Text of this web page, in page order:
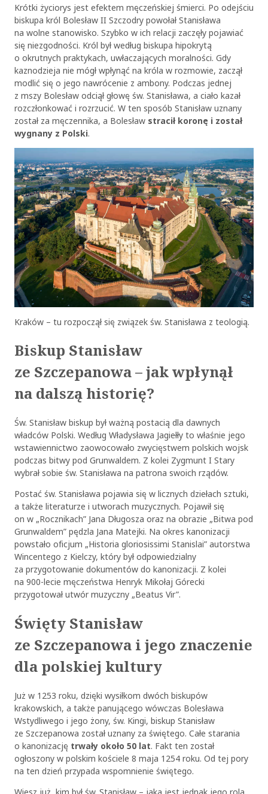
Krótki życiorys jest efektem męczeńskiej śmierci. Po odejściu
biskupa król Bolesław II Szczodry powołał Stanisława
na wolne stanowisko. Szybko w ich relacji zaczęły pojawiać
się niezgodności. Król był według biskupa hipokrytą
o okrutnych praktykach, uwłaczających moralności. Gdy
kaznodzieja nie mógł wpłynąć na króla w rozmowie, zaczął
modlić się o jego nawrócenie z ambony. Podczas jednej
z mszy Bolesław odciął głowę św. Stanisława, a ciało kazał
rozczłonkować i rozrzucić. W ten sposób Stanisław uznany
został za męczennika, a Bolesław stracił koronę i został
wygnany z Polski.
Kraków – tu rozpoczął się związek św. Stanisława z teologią.
Biskup Stanisław
ze Szczepanowa – jak wpłynął
na dalszą historię?
Św. Stanisław biskup był ważną postacią dla dawnych
władców Polski. Według Władysława Jagiełły to właśnie jego
wstawiennictwo zaowocowało zwycięstwem polskich wojsk
podczas bitwy pod Grunwaldem. Z kolei Zygmunt I Stary
wybrał sobie św. Stanisława na patrona swoich rządów.
Postać św. Stanisława pojawia się w licznych dziełach sztuki,
a także literaturze i utworach muzycznych. Pojawił się
on w „Rocznikach” Jana Długosza oraz na obrazie „Bitwa pod
Grunwaldem” pędzla Jana Matejki. Na okres kanonizacji
powstało oficjum „Historia gloriosissimi Stanislai” autorstwa
Wincentego z Kielczy, który był odpowiedzialny
za przygotowanie dokumentów do kanonizacji. Z kolei
na 900-lecie męczeństwa Henryk Mikołaj Górecki
przygotował utwór muzyczny „Beatus Vir”.
Święty Stanisław
ze Szczepanowa i jego znaczenie
dla polskiej kultury
Już w 1253 roku, dzięki wysiłkom dwóch biskupów
krakowskich, a także panującego wówczas Bolesława
Wstydliwego i jego żony, św. Kingi, biskup Stanisław
ze Szczepanowa został uznany za świętego. Całe starania
o kanonizację trwały około 50 lat. Fakt ten został
ogłoszony w polskim kościele 8 maja 1254 roku. Od tej pory
na ten dzień przypada wspomnienie świętego.